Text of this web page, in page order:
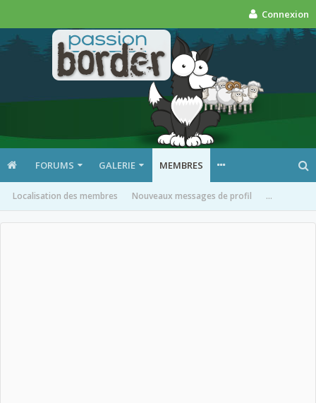
Connexion
FORUMS GALERIE MEMBRES
Localisation des membres Nouveaux messages de profil ...